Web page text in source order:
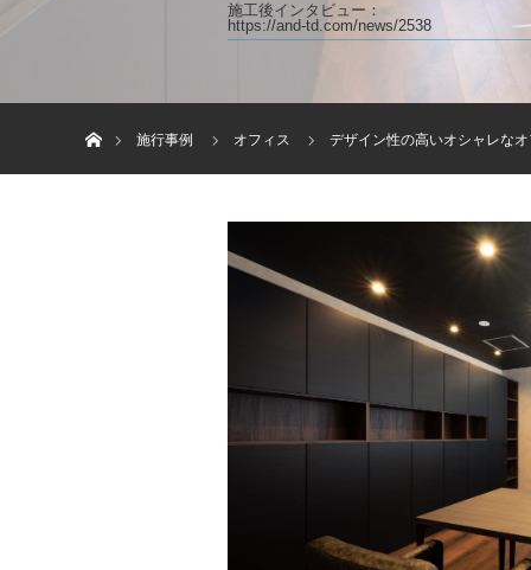
施工後インタビュー：
https://and-td.com/news/2538
施行事例
オフィス デザイン性の高いオシャレな